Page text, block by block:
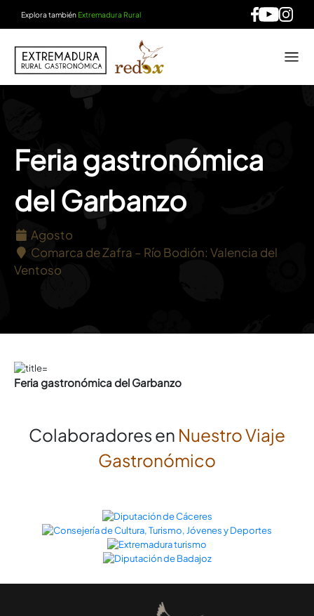
Explora también Extremadura Rural
Feria gastronómica
del Garbanzo
Agosto
Comarca de Zafra – Río Bodión: Valencia del
Ventoso
Feria gastronómica del Garbanzo
Colaboradores en Nuestro Viaje
Gastronómico